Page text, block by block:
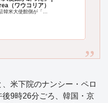
（ワウコリア）
韓米大使館側が「…
米下院のナンシー・ペロ
9時26分ごろ、韓国・京